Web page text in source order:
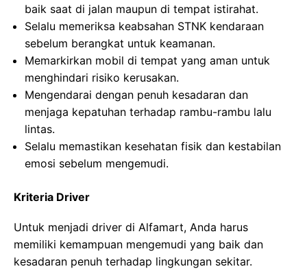
baik saat di jalan maupun di tempat istirahat.
Selalu memeriksa keabsahan STNK kendaraan
sebelum berangkat untuk keamanan.
Memarkirkan mobil di tempat yang aman untuk
menghindari risiko kerusakan.
Mengendarai dengan penuh kesadaran dan
menjaga kepatuhan terhadap rambu-rambu lalu
lintas.
Selalu memastikan kesehatan fisik dan kestabilan
emosi sebelum mengemudi.
Kriteria Driver
Untuk menjadi driver di Alfamart, Anda harus
memiliki kemampuan mengemudi yang baik dan
kesadaran penuh terhadap lingkungan sekitar.